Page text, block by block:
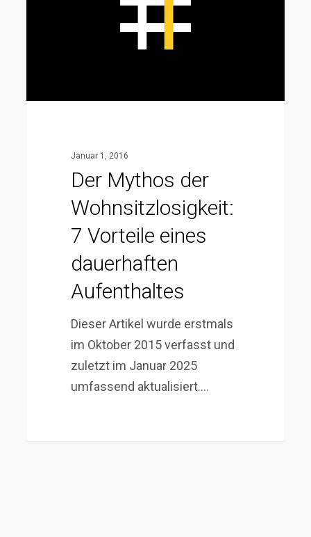
Aufenthaltes
Januar 1, 2016
Der Mythos der
Wohnsitzlosigkeit:
7 Vorteile eines
dauerhaften
Aufenthaltes
Dieser Artikel wurde erstmals
im Oktober 2015 verfasst und
zuletzt im Januar 2025
umfassend aktualisiert.…